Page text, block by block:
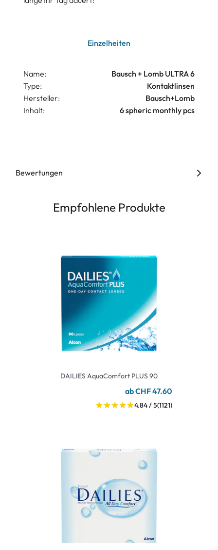
Einzelheiten
Name:
Bausch + Lomb ULTRA 6
Type:
Kontaktlinsen
Hersteller:
Bausch+Lomb
Inhalt:
6 spheric monthly pcs
Bewertungen
Empfohlene Produkte
DAILIES AquaComfort PLUS 90
ab CHF 47.60
4.84 / 5(1121)